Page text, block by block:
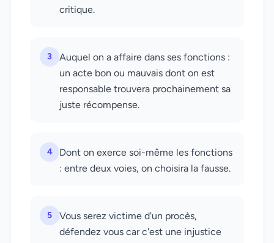
critique.
3
Auquel on a affaire dans ses fonctions :
un acte bon ou mauvais dont on est
responsable trouvera prochainement sa
juste récompense.
4
Dont on exerce soi-même les fonctions
: entre deux voies, on choisira la fausse.
5
Vous serez victime d'un procès,
défendez vous car c'est une injustice